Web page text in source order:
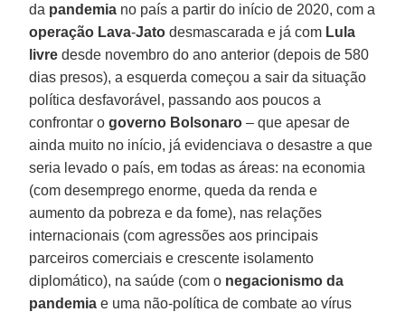
da pandemia no país a partir do início de 2020, com a
operação Lava-Jato desmascarada e já com Lula
livre desde novembro do ano anterior (depois de 580
dias presos), a esquerda começou a sair da situação
política desfavorável, passando aos poucos a
confrontar o governo Bolsonaro – que apesar de
ainda muito no início, já evidenciava o desastre a que
seria levado o país, em todas as áreas: na economia
(com desemprego enorme, queda da renda e
aumento da pobreza e da fome), nas relações
internacionais (com agressões aos principais
parceiros comerciais e crescente isolamento
diplomático), na saúde (com o negacionismo da
pandemia e uma não-política de combate ao vírus